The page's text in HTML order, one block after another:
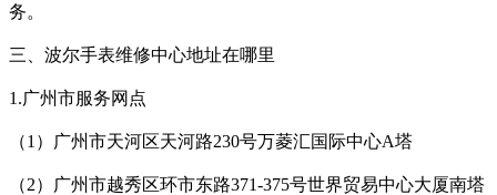
务。
三、波尔手表维修中心地址在哪里
1.广州市服务网点
（1）广州市天河区天河路230号万菱汇国际中心A塔
（2）广州市越秀区环市东路371-375号世界贸易中心大厦南塔